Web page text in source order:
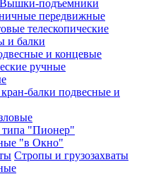
Вышки-подъемники
передвижные
телескопические
и балки
и концевые
ручные
балки подвесные и
типа "Пионер"
"в Окно"
Стропы и грузозахваты